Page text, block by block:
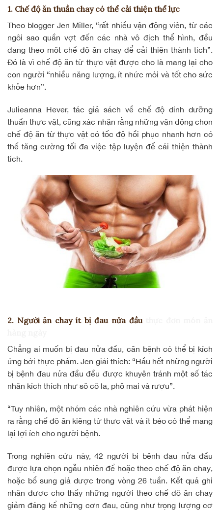
1. Chế độ ăn thuần chay có thể cải thiện thể lực
Theo blogger Jen Miller, “rất nhiều vận động viên, từ các
ngôi sao quần vợt đến các nhà vô địch thể hình, đều
đang theo một chế độ ăn chay để cải thiện thành tích”.
Đó là vìchế độ ăn từ thực vậtđược cho là mang lại cho
con người “nhiều năng lượng, ít nhức mỏi và tốt cho sức
khỏe hơn”.
Julieanna Hever, tác giả sách về chế độdinh dưỡng
thuần thực vật , cũng xác nhận rằng những vận động chọn
chế độ ăn từ thực vật có tốc độ hồi phục nhanh hơn có
thể tăng cường tối đa việc tập luyện để cải thiện thành
tích.
2. Người ăn chay ít bị đau nửa đầu
Chẳng ai muốn bị đau nửa đầu, căn bệnh có thể bị kích
ứng bởi thực phẩm. Jen giải thích: “Hầu hết những người
bị bệnh đau nửa đầu đều được khuyên tránh một số tác
nhân kích thích như sô cô la, phô mai và rượu”.
“Tuy nhiên, một nhóm các nhà nghiên cứu vừa phát hiện
ra rằng chế độ ăn kiêng từ thực vật và ít béo có thể mang
lại lợi ích cho người bệnh.
Trong nghiên cứu này, 42 người bị bệnh đau nửa đầu
được lựa chọn ngẫu nhiên để hoặc theochế độ ăn chay,
hoặc bổ sung giả dược trong vòng 26 tuần. Kết quả ghi
nhận được cho thấy những người theo chế độ ăn chay
giảm đáng kể những cơn đau, cũng như trọng lượng cơ